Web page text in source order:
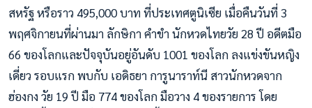
สหรัฐ หรือราว 495,000 บาท ที่ประเทศตูนิเซีย เมื่อคืนวันที่ 3
พฤศจิกายนที่ผ่านมา ลักษิกา คำขำ นักหวดไทยวัย 28 ปี อดีตมือ
66 ของโลกและปัจจุบันอยู่อันดับ 1001 ของโลก ลงแข่งขันหญิง
เดี่ยว รอบแรก พบกับ เอดิธยา การูนาราท์นี สาวนักหวดจาก
ฮ่องกง วัย 19 ปี มือ 774 ของโลก มือวาง 4 ของรายการ โดย